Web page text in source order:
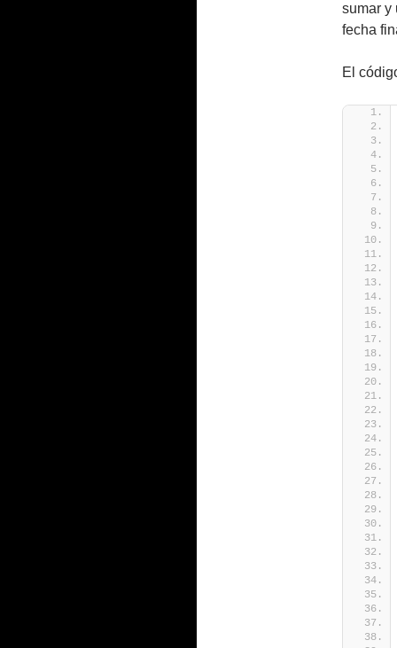
sumar y
fecha
El